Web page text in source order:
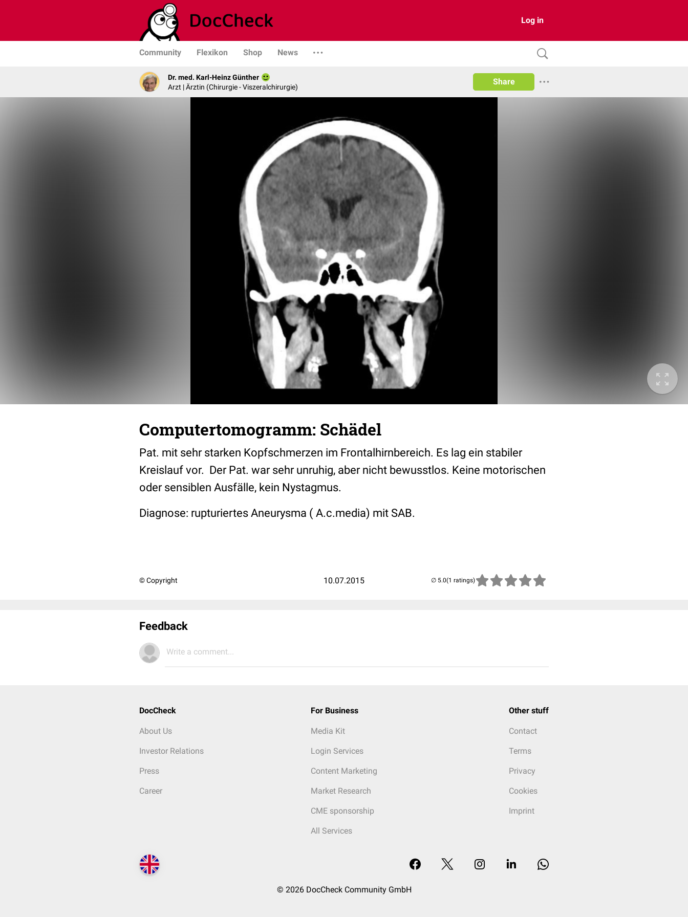
Log in
Community Flexikon Shop News
Dr. med. Karl-Heinz Günther
Arzt | Ärztin (Chirurgie - Viszeralchirurgie)
Share
Computertomogramm: Schädel
Pat. mit sehr starken Kopfschmerzen im Frontalhirnbereich. Es lag ein stabiler
Kreislauf vor. Der Pat. war sehr unruhig, aber nicht bewusstlos. Keine motorischen
oder sensiblen Ausfälle, kein Nystagmus.
Diagnose: rupturiertes Aneurysma ( A.c.media) mit SAB.
© Copyright 10.07.2015 (1 ratings)
Feedback
Write a comment...
DocCheck
About Us
Investor Relations
Press
Career
For Business
Media Kit
Login Services
Content Marketing
Market Research
CME sponsorship
All Services
Other stuff
Contact
Terms
Privacy
Cookies
Imprint
© 2026 DocCheck Community GmbH